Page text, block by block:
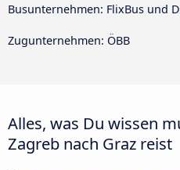
Busunternehmen: FlixBus und
Zugunternehmen: ÖBB
Alles, was Du wissen
Zagreb nach Graz reist